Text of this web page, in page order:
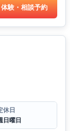
体験・相談予約
休日
日曜日